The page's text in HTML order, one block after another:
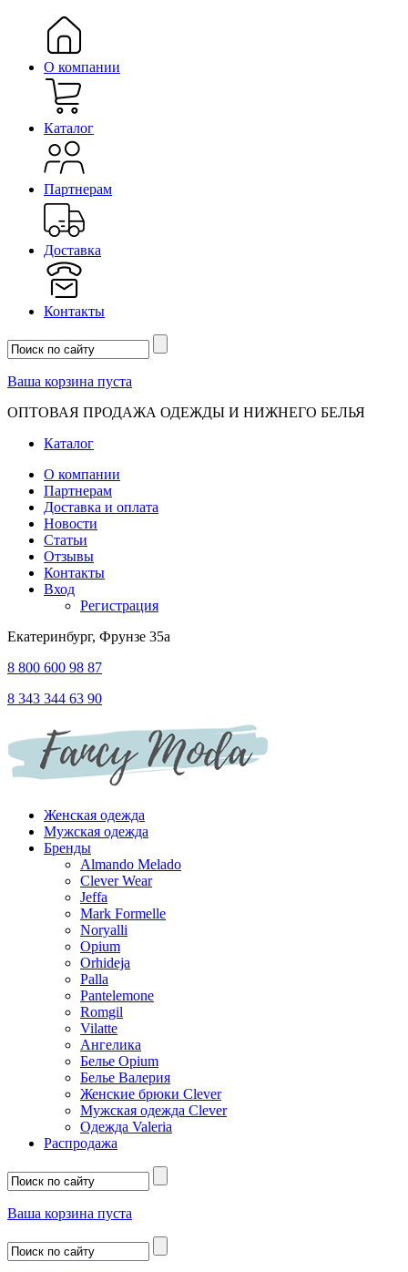
О компании
Каталог
Партнерам
Доставка
Контакты
Ваша корзина пуста
ОПТОВАЯ ПРОДАЖА ОДЕЖДЫ И НИЖНЕГО БЕЛЬЯ
Каталог
О компании
Партнерам
Доставка и оплата
Новости
Статьи
Отзывы
Контакты
Вход
Регистрация
Екатеринбург, Фрунзе 35а
8 800 600 98 87
8 343 344 63 90
Женская одежда
Мужская одежда
Бренды
Almando Melado
Clever Wear
Jeffa
Mark Formelle
Noryalli
Opium
Orhideja
Palla
Pantelemone
Romgil
Vilatte
Ангелика
Белье Opium
Белье Валерия
Женские брюки Clever
Мужская одежда Clever
Одежда Valeria
Распродажа
Ваша корзина пуста